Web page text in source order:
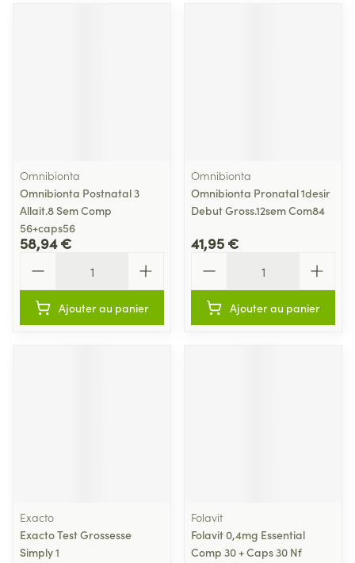
Omnibionta
Omnibionta Postnatal 3
Allait.8 Sem Comp
56+caps56
58,94 €
Ajouter au panier
Omnibionta
Omnibionta Pronatal 1desir
Debut Gross.12sem Com84
41,95 €
Ajouter au panier
Exacto
Exacto Test Grossesse
Simply 1
Folavit
Folavit 0,4mg Essential
Comp 30 + Caps 30 Nf